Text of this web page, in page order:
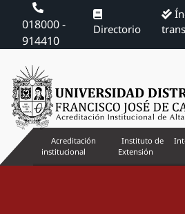
018000 -
914410
Directorio
Acreditación
institucional
Instituto de
Extensión